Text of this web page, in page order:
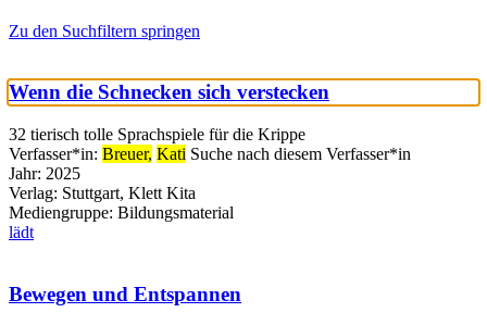
Zu den Suchfiltern springen
Wenn die Schnecken sich verstecken
32 tierisch tolle Sprachspiele für die Krippe
Verfasser*in: Breuer, Kati Suche nach diesem Verfasser*in
Jahr: 2025
Verlag: Stuttgart, Klett Kita
Mediengruppe: Bildungsmaterial
lädt
Bewegen und Entspannen